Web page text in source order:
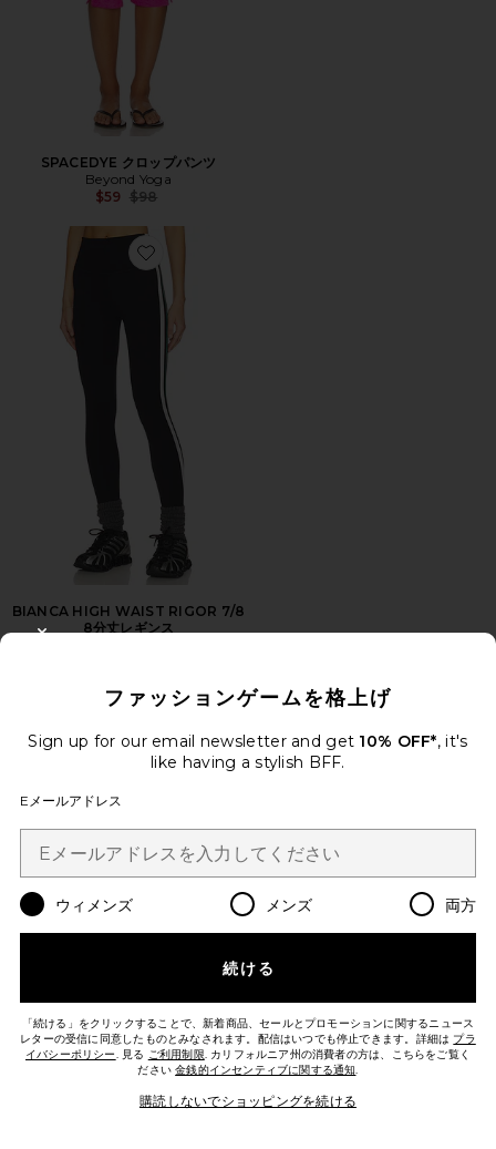
SPACEDYE クロップパンツ
Beyond Yoga
$59 Previous price:
$98
Favorite BIANCA HIGH WAIST RIGOR 7/8 8分丈レギン
BIANCA HIGH WAIST RIGOR 7/8
8分丈レギンス
Favorite AIRWEIGHT レギンス
AIRWEIGHT レギンス
Splits59
Previous price:
$118
ファッションゲームを格上げ
Sign up for our email newsletter and get 10% OFF*, it's
like having a stylish BFF.
Eメールアドレス
ウィメンズ メンズ 両方
続ける
「続ける」をクリックすることで、新着商品、セールとプロモーションに関するニュース
レターの受信に同意したものとみなされます。配信はいつでも停止できます。詳細は プラ
イバシーポリシー. 見る ご利用制限. カリフォルニア州の消費者の方は、こちらをご覧く
ださい金銭的インセンティブに関する通知.
購読しないでショッピングを続ける